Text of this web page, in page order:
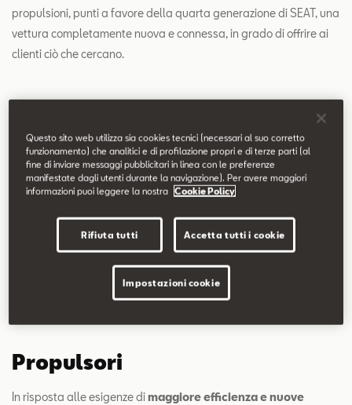
propulsioni, punti a favore della quarta generazione di SEAT, una
vettura completamente nuova e connessa, in grado di offrire ai
clienti ciò che cercano.
Propulsori
In risposta alle esigenze dimaggiore efficienza e nuove
Questo sito web utilizza sia cookies tecnici (necessari al suo corretto
funzionamento) che analitici e di profilazione propri e di terze parti (al
fine di inviare messaggi pubblicitari in linea con le preferenze
manifestate dagli utenti durante la navigazione). Per avere maggiori
informazioni puoi leggere la nostra
Cookie Policy
Rifiuta tutti Accetta tutti i cookie
Impostazioni cookie